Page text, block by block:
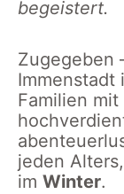
begeistert.
Zugegeben
Immenstadt
Familien
jeden
im Winter.